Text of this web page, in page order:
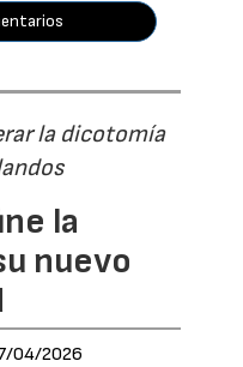
la dicotomía
la
nuevo
04/2026